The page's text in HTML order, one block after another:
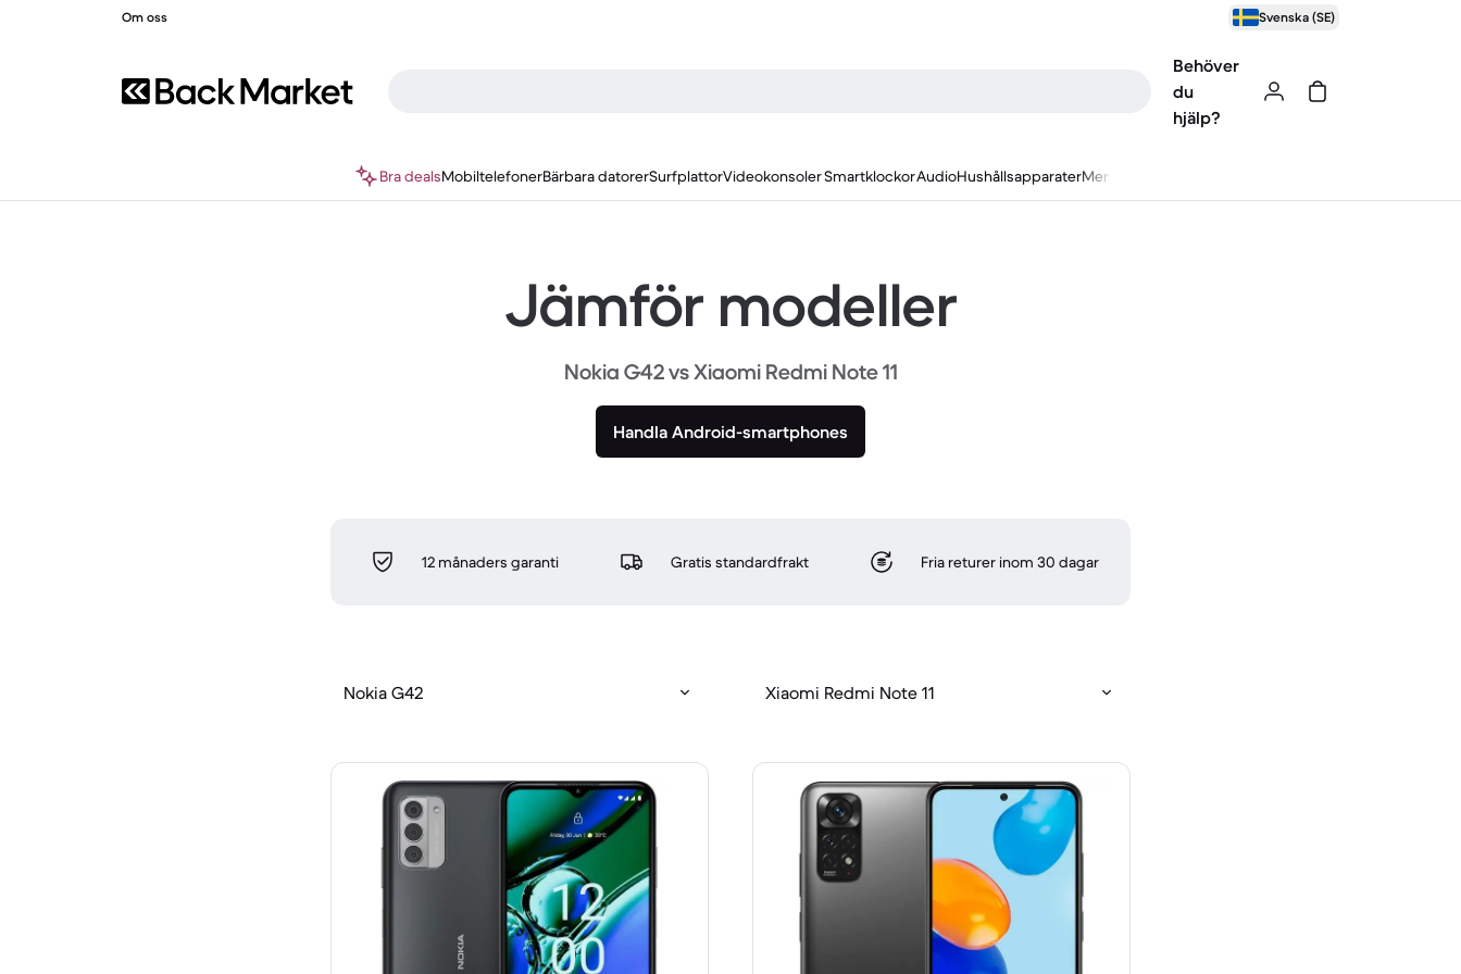
Om oss Svenska (SE)
Behöver
du
hjälp?
Bra dealsMobiltelefonerBärbara datorerSurfplattorVideokonsolerSmartklockorAudioHushållsapparaterMer
Jämför modeller
Nokia G42 vs Xiaomi Redmi Note 11
Handla Android-smartphones
12 månaders garanti Gratis standardfrakt Fria returer inom 30 dagar
Nokia G42 Xiaomi Redmi Note 11